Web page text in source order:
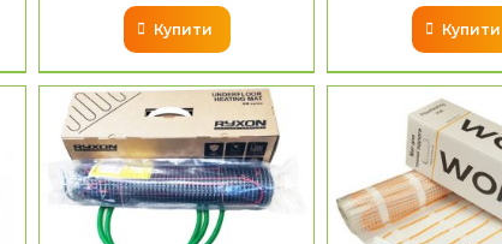
Купити Купити